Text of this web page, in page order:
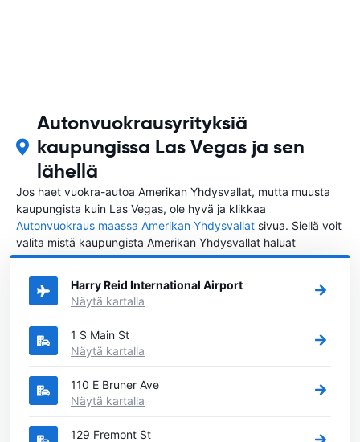
Autonvuokrausyrityksiä
kaupungissa Las Vegas ja sen
lähellä
Jos haet vuokra-autoa Amerikan Yhdysvallat, mutta muusta
kaupungista kuin Las Vegas, ole hyvä ja klikkaa
Autonvuokraus maassa Amerikan Yhdysvallat sivua. Siellä voit
valita mistä kaupungista Amerikan Yhdysvallat haluat
vuokrata auton.
Harry Reid International Airport
Näytä kartalla
1 S Main St
Näytä kartalla
110 E Bruner Ave
Näytä kartalla
129 Fremont St